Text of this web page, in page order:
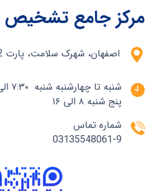
مرکز جامع تشخیص
اصفهان، شهرک سلامت، پارت 2، طبقه منفی 2
شنبه تا چهارشنبه شنبه ۷:۳۰ الی ۲۱
پنج شنبه ۸ الی ۱۶
شماره تماس
03135548061-9